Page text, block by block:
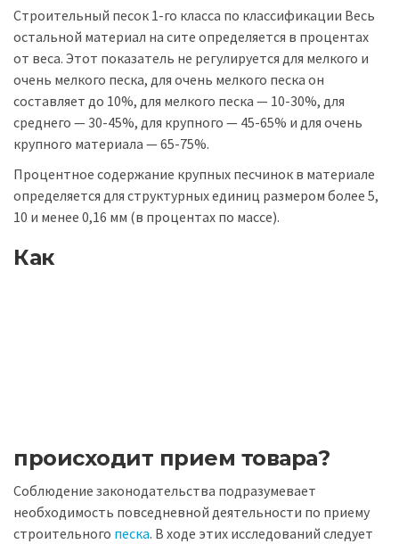
Строительный песок 1-го класса по классификации Весь
остальной материал на сите определяется в процентах
от веса. Этот показатель не регулируется для мелкого и
очень мелкого песка, для очень мелкого песка он
составляет до 10%, для мелкого песка — 10-30%, для
среднего — 30-45%, для крупного — 45-65% и для очень
крупного материала — 65-75%.
Процентное содержание крупных песчинок в материале
определяется для структурных единиц размером более 5,
10 и менее 0,16 мм (в процентах по массе).
Как
происходит прием товара?
Соблюдение законодательства подразумевает
необходимость повседневной деятельности по приему
строительного песка. В ходе этих исследований следует